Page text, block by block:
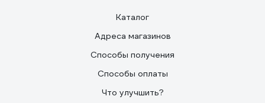
Каталог
Адреса магазинов
Способы получения
Способы оплаты
Что улучшить?